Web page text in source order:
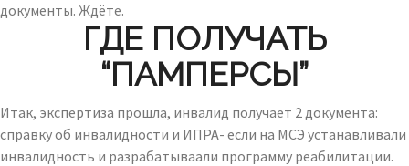
документы. Ждёте.
ГДЕ ПОЛУЧАТЬ
“ПАМПЕРСЫ”
Итак, экспертиза прошла, инвалид получает 2 документа:
справку об инвалидности и ИПРА- если на МСЭ устанавливали
инвалидность и разрабатываали программу реабилитации.